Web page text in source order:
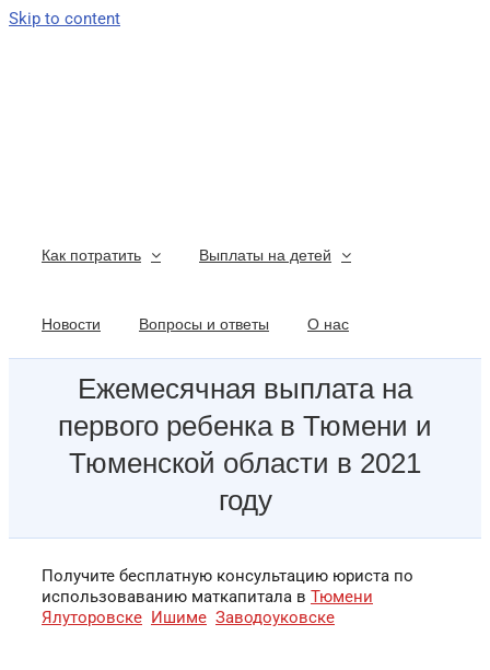
Skip to content
Как потратить Выплаты на детей
Новости Вопросы и ответы О нас
Ежемесячная выплата на
первого ребенка в Тюмени и
Тюменской области в 2021
году
Получите бесплатную консультацию юриста по
использоваванию маткапитала в Тюмени
Ялуторовске Ишиме Заводоуковске